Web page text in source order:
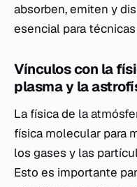
absorben, emiten y
esencial para
Vínculos con la
plasma y la
La física de la
física molecular para
los gases y las
Esto es importante